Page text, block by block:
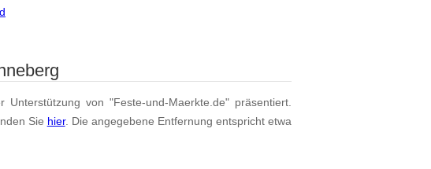
von "Feste-und-Maerkte.de" präsentiert.
Sie hier. Die angegebene Entfernung entspricht etwa